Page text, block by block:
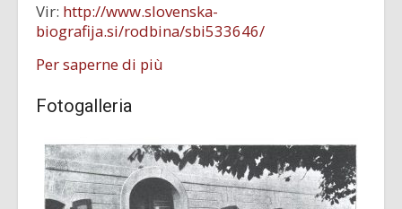
Vir: http://www.slovenska-
biografija.si/rodbina/sbi533646/
Per saperne di più
Fotogalleria